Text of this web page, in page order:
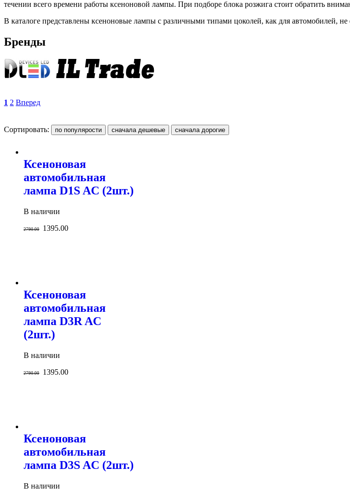
течении всего времени работы ксеноновой лампы. При подборе блока розжига стоит обратить
В каталоге представлены ксеноновые лампы с различными типами цоколей, как для автомобилей,
Бренды
1 2 Вперед
Сортировать:
Ксеноновая
автомобильная
лампа D1S AC (2шт.)
В наличии
2790.00 1395.00
Ксеноновая
автомобильная
лампа D3R AC
(2шт.)
В наличии
2790.00 1395.00
Ксеноновая
автомобильная
лампа D3S AC (2шт.)
В наличии